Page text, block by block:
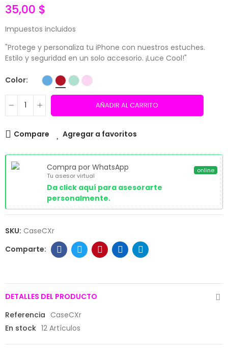
35,00 $
Impuestos incluidos
"Protege y personaliza tu iPhone con nuestros estuches.
Estilo y seguridad en un solo accesorio. ¡Luce Cool!"
Color
AÑADIR AL CARRITO
Compare Agregar a favoritos
Compra por WhatsApp
Tu asesor virtual
Da click aquí para asesorarte
personalmente.
online
SKU: CaseCXr
DETALLES DEL PRODUCTO
Referencia CaseCXr
En stock 12 Artículos